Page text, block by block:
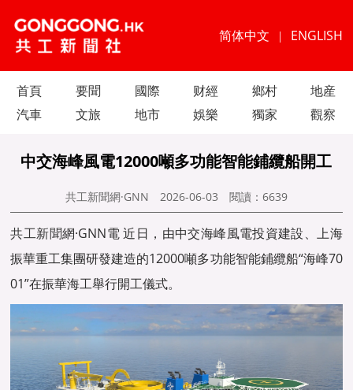
简体中文 | ENGLISH
首頁 要聞 國際 财經 鄉村
地産
汽車
文旅 地市 娛樂 獨家 觀察
中交海峰風電12000噸多功能智能鋪纜船開工
共工新聞網·GNN 2026-06-03 閱讀： 6639
共工新聞網·GNN電 近日，由中交海峰風電投資建設、上海
振華重工集團研發建造的12000噸多功能智能鋪纜船“海峰70
01”在振華海工舉行開工儀式。